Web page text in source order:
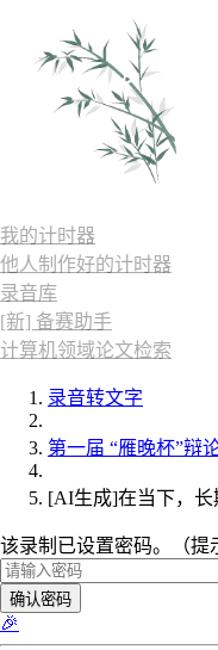
我的计时器
他人制作好的计时器
录音库
[新] 备赛助手
计算机领域论文检索
录音转文字
第一届 “雁晚杯”辩
[AI生成]在当下，
该录制已设置密码。（提
确认密码
🎉